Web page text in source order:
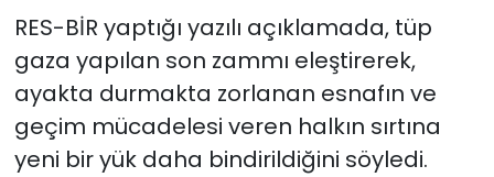
RES-BİR yaptığı yazılı açıklamada, tüp
gaza yapılan son zammı eleştirerek,
ayakta durmakta zorlanan esnafın ve
geçim mücadelesi veren halkın sırtına
yeni bir yük daha bindirildiğini söyledi.
YAŞAM
Yazarlar